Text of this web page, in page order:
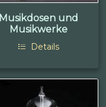
Musikdosen und
Musikwerke
Details